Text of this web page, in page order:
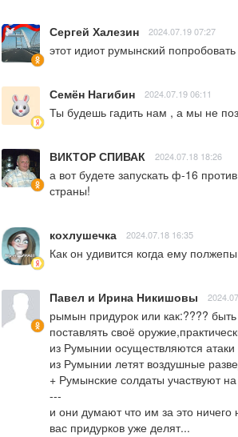
Сергей Халезин 2024.07.19 07:27
этот идиот румынский
Семён Нагибин 2024.07.19 06:11
Ты будешь гадить нам , а мы не
ВИКТОР СПИВАК 2024.07.18 18:26
а вот будете запускать ф-16
страны!
кохлушечка 2024.07.18 16:35
Как он удивится когда ему
Павел и Ирина Никишовы
рымын придурок или как:????
поставлять своё
из Румынии осуществляются
из Румынии летят воздушные
+ Румынские солдаты участвуют
---
и они думают что им за это ничего
вас придурков уже делят...